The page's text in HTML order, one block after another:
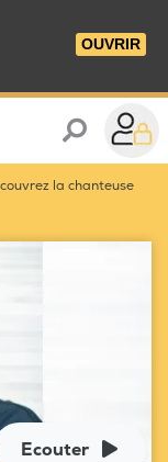
OUVRIR
la chanteuse
Ecouter